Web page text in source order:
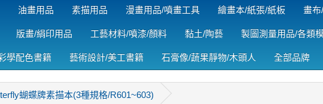
油畫用品 素描用品 漫畫用品/噴畫工具 繪畫本/紙張/紙板 畫
版畫/絹印用品 工藝材料/噴漆/顏料 黏土/陶藝 製圖測量用品/各類
學配色書籍 藝術設計/美工書籍 石膏像/蔬果靜物/木頭人 全部品牌
蝴蝶牌素描本(3種規格/R601~603)